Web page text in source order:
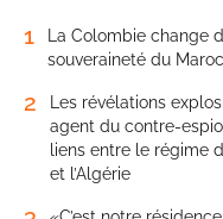
1
La Colombie change
souveraineté du
2
Les révélations
agent du contre-
liens entre le régime
et l’Algérie